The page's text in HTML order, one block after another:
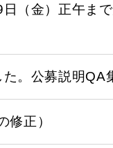
（金）正午ま
。公募説明QA
修正）